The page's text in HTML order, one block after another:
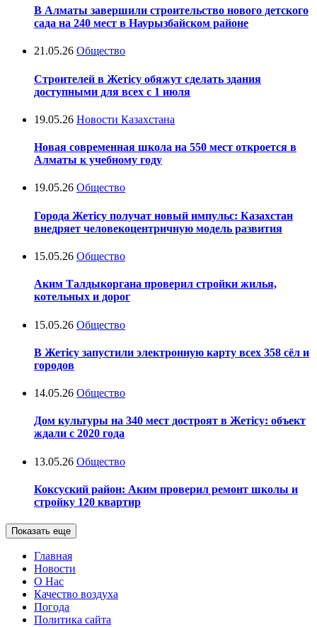
В Алматы завершили строительство нового детского
сада на 240 мест в Наурызбайском районе
21.05.26 Общество
Строителей в Жетісу обяжут сделать здания
доступными для всех с 1 июля
19.05.26 Новости Казахстана
Новая современная школа на 550 мест откроется в
Алматы к учебному году
19.05.26 Общество
Города Жетісу получат новый импульс: Казахстан
внедряет человекоцентричную модель развития
15.05.26 Общество
Аким Талдыкоргана проверил стройки жилья,
котельных и дорог
15.05.26 Общество
В Жетісу запустили электронную карту всех 358 сёл и
городов
14.05.26 Общество
Дом культуры на 340 мест достроят в Жетісу: объект
ждали с 2020 года
13.05.26 Общество
Коксуский район: Аким проверил ремонт школы и
стройку 120 квартир
Показать еще
Главная
Новости
О Нас
Качество воздуха
Погода
Политика сайта